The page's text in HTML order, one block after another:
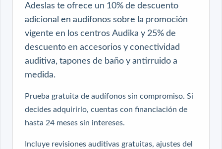
Adeslas te ofrece un 10% de descuento
adicional en audífonos sobre la promoción
vigente en los centros Audika y 25% de
descuento en accesorios y conectividad
auditiva, tapones de baño y antirruido a
medida.
Prueba gratuita de audífonos sin compromiso. Si
decides adquirirlo, cuentas con financiación de
hasta 24 meses sin intereses.
Incluye revisiones auditivas gratuitas, ajustes del